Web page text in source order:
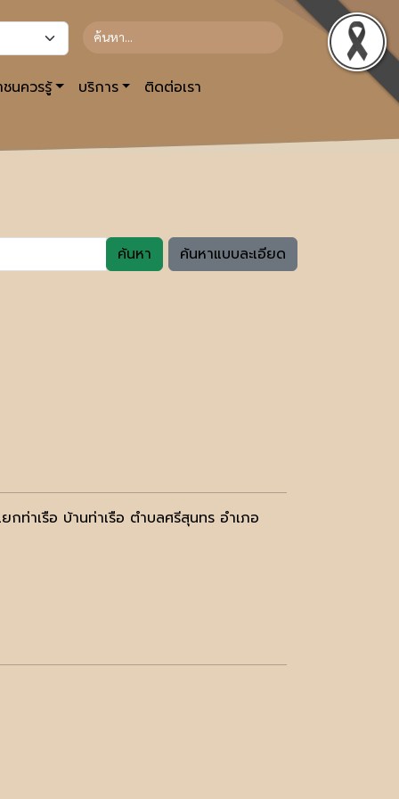
ชนควรรู้ บริการ ติดต่อเรา
ค้นหา ค้นหาแบบละเอียด
าเรือ บ้านท่าเรือ ตำบลศรีสุนทร อำเภอ